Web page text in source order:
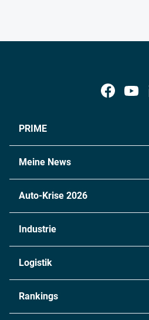
PRIME
Meine News
Auto-Krise 2026
Industrie
Chemie
Logistik
Rankings